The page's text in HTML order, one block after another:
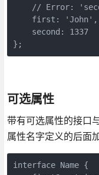
// Error:
    first: 'John',
    second: 1337
};
可选属性
带有可选属性的接口
属性名字定义的后面
interface Name {